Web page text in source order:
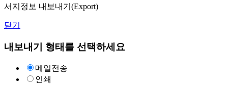
서지정보 내보내기(Export)
닫기
내보내기 형태를 선택하세요
메일전송
인쇄